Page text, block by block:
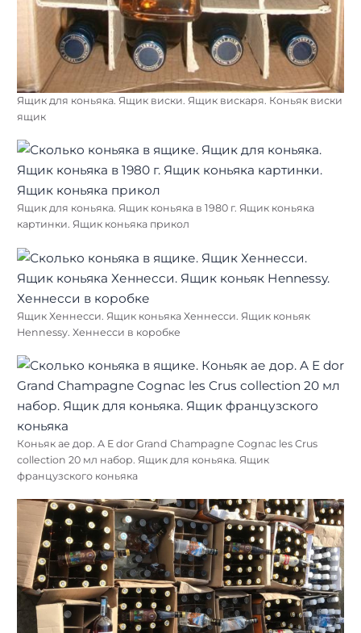
Ящик для коньяка. Ящик виски. Ящик вискаря. Коньяк виски
ящик
Ящик для коньяка. Ящик коньяка в 1980 г. Ящик коньяка
картинки. Ящик коньяка прикол
Ящик Хеннесси. Ящик коньяка Хеннесси. Ящик коньяк
Hennessy. Хеннесси в коробке
Коньяк ае дор. A E dor Grand Champagne Cognac les Crus
collection 20 мл набор. Ящик для коньяка. Ящик
французского коньяка